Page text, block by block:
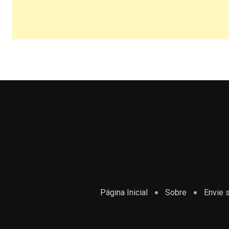
Página Inicial Sobre Envie